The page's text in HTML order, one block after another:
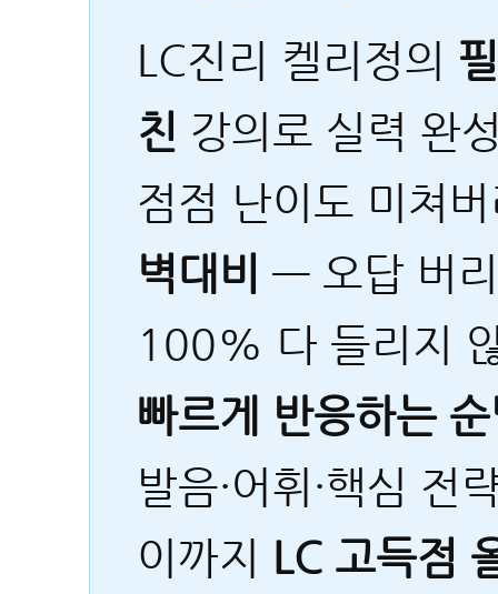
LC진리 켈리정의
친 강의로 실력 완
점점 난이도 미쳐
벽대비 — 오답 버
100% 다 들리지
빠르게 반응하는
발음·어휘·핵심 전
이까지 LC 고득점